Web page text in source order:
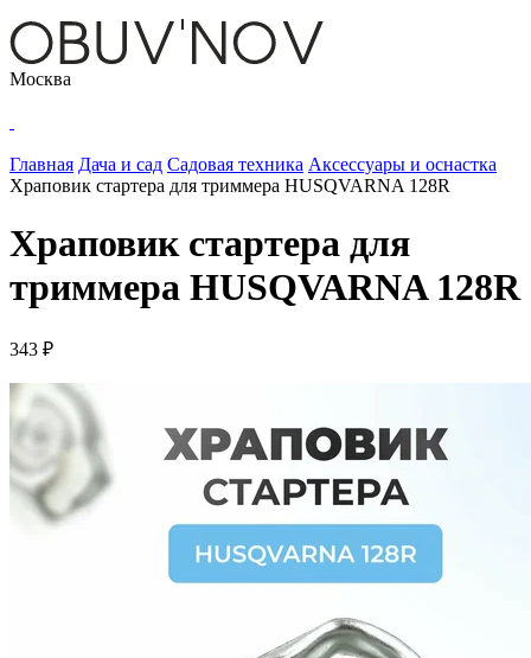
Москва
Главная Дача и сад Садовая техника Аксессуары и оснастка
Храповик стартера для триммера HUSQVARNA 128R
Храповик стартера для
триммера HUSQVARNA 128R
343 ₽